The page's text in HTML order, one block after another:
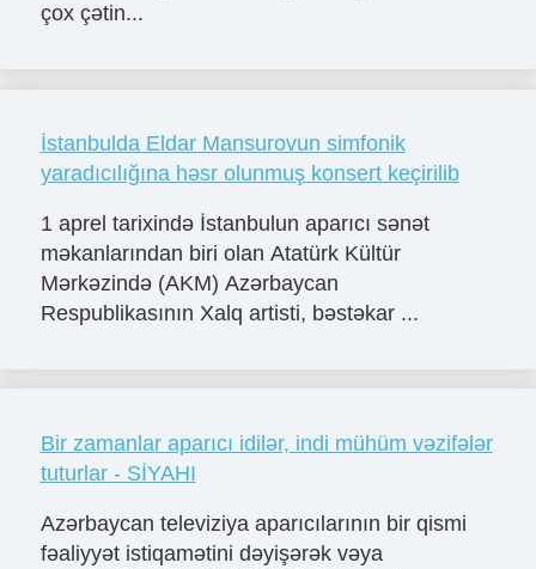
çox çətin...
İstanbulda Eldar Mansurovun simfonik
yaradıcılığına həsr olunmuş konsert keçirilib
1 aprel tarixində İstanbulun aparıcı sənət
məkanlarından biri olan Atatürk Kültür
Mərkəzində (AKM) Azərbaycan
Respublikasının Xalq artisti, bəstəkar ...
Bir zamanlar aparıcı idilər, indi mühüm vəzifələr
tuturlar - SİYAHI
Azərbaycan televiziya aparıcılarının bir qismi
fəaliyyət istiqamətini dəyişərək vəya